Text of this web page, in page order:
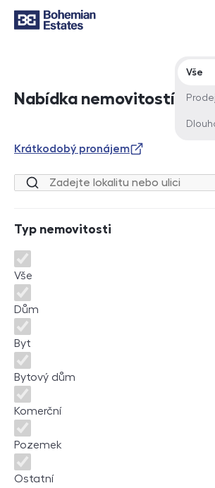
Nabídka nemovitostí
Typ
Vše
Prodej
Krátkodobý pronájem
Lokalita nebo ulice
Typ nemovitosti
Typ nemovitosti
Vše
Dům
Byt
Bytový dům
Komerční
Pozemek
Ostatní